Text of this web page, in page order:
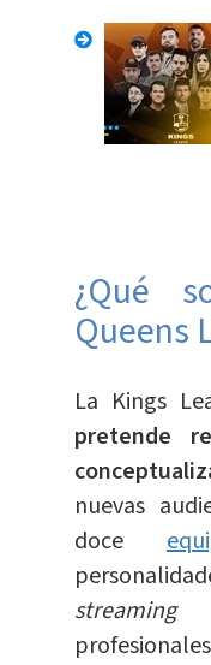
¿Qué
Queens
La Kings
pretende
nuevas
doce